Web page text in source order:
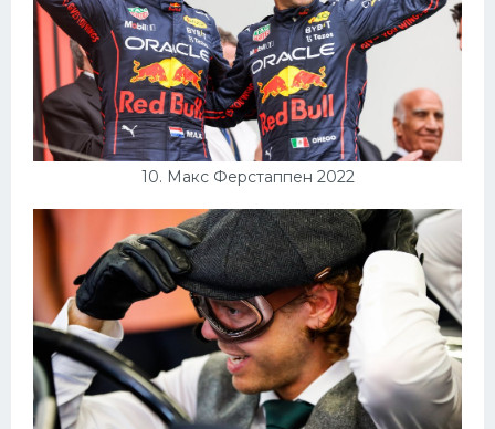
10. Макс Ферстаппен 2022